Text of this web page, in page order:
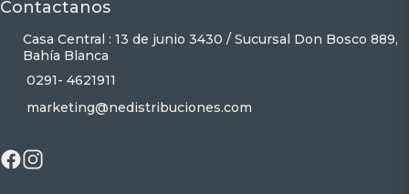
Contactanos
Casa Central : 13 de junio 3430 / Sucursal Don Bosco 889,
Bahía Blanca
0291- 4621911
marketing@nedistribuciones.com